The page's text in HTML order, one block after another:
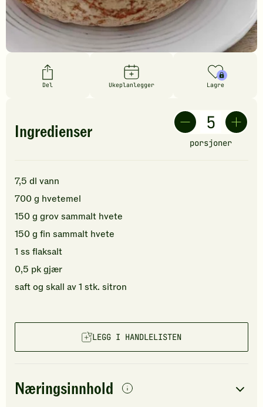
Del Ukeplanlegger Lagre
Ingredienser
porsjoner
7,5 dl vann
700g hvetemel
150g grov sammalt hvete
150g fin sammalt hvete
1 ss flaksalt
0,5 pkgjær
saft og skall av1 stk. sitron
LEGG I HANDLELISTEN
Næringsinnhold